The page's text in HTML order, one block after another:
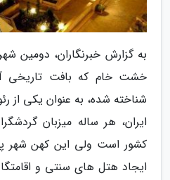
به گزارش خبرنگاران، دومین
خشت خام که بافت تاریخی
شناخته شده، به عنوان یکی
ایران، هر ساله میزبان
کشور است ولی این کهن شهر
ایجاد هتل های سنتی و